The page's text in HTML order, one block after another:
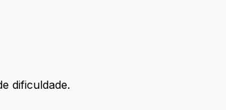
dificuldade.